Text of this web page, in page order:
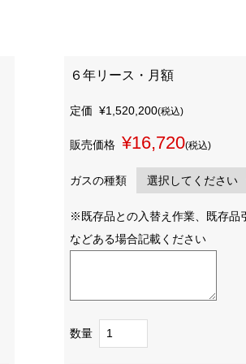
６年リース・月額
定価 ¥1,520,200(税込)
販売価格 ¥16,720(税込)
ガスの種類
※既存品との入替え作業、既存品
などある場合記載ください
数量